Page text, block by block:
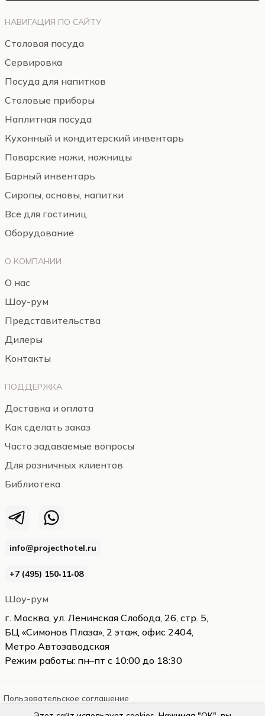
info@projecthotel.ru
+7 (495) 150‑11‑08
Шоу-рум
г. Москва, ул. Ленинская Слобода, 26, стр. 5,
БЦ «Симонов Плаза», 2 этаж, офис 2404,
Метро Автозаводская
Режим работы: пн–пт с 10:00 до 18:30
НАВИГАЦИЯ ПО САЙТУ
Столовая посуда
Сервировка
Посуда для напитков
Столовые приборы
Наплитная посуда
Кухонный и кондитерский инвентарь
Поварские ножи, ножницы
Барный инвентарь
Сиропы, основы, напитки
Все для гостиниц
Оборудование
О КОМПАНИИ
О нас
Шоу-рум
Представительства
Дилеры
Контакты
ПОДДЕРЖКА
Доставка и оплата
Как сделать заказ
Часто задаваемые вопросы
Для розничных клиентов
Библиотека
Пользовательское соглашение